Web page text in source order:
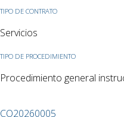
TIPO DE CONTRATO
Servicios
TIPO DE PROCEDIMIENTO
Procedimiento general
CO20260005